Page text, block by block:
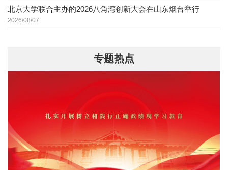
北京大学联合主办的2026八角湾创新大会在山东烟台举行
2026/08/07
专题热点